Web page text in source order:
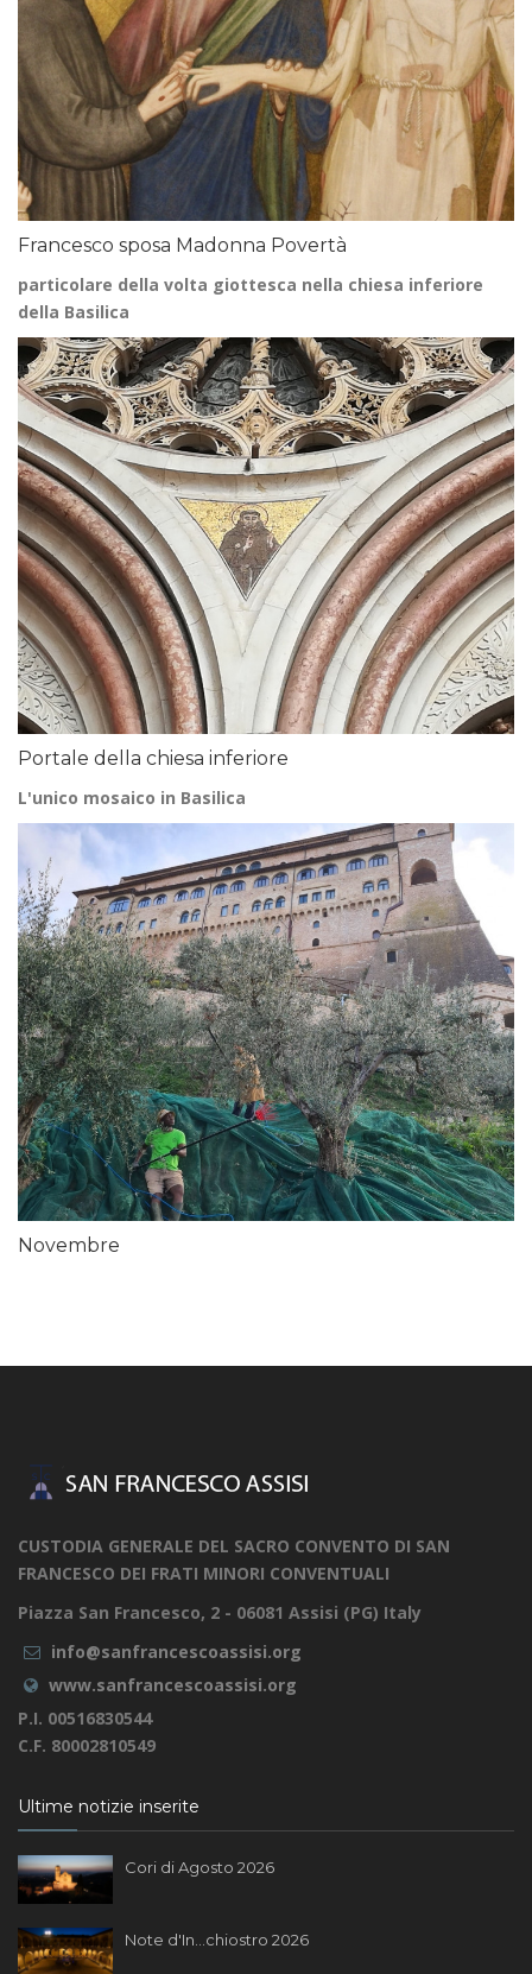
Francesco sposa Madonna Povertà
particolare della volta giottesca nella chiesa inferiore
della Basilica
Portale della chiesa inferiore
L'unico mosaico in Basilica
Novembre
CUSTODIA GENERALE DEL SACRO CONVENTO DI SAN
FRANCESCO DEI FRATI MINORI CONVENTUALI
Piazza San Francesco, 2 - 06081 Assisi (PG) Italy
info@sanfrancescoassisi.org
www.sanfrancescoassisi.org
P.I. 00516830544
C.F. 80002810549
Ultime notizie inserite
Cori di Agosto 2026
Note d'In...chiostro 2026